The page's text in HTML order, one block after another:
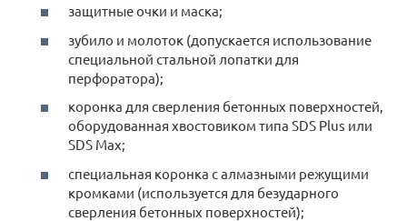
защитные очки и маска;
зубило и молоток (допускается использование
специальной стальной лопатки для
перфоратора);
коронка для сверления бетонных поверхностей,
оборудованная хвостовиком типа SDS Plus или
SDS Max;
специальная коронка с алмазными режущими
кромками (используется для безударного
сверления бетонных поверхностей);